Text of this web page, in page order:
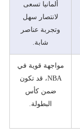
ألمانيا تسعى
لانتصار سهل
وتجربة عناصر
شابة.
مواجهة قوية في
NBA، قد تكون
ضمن كأس
البطولة.